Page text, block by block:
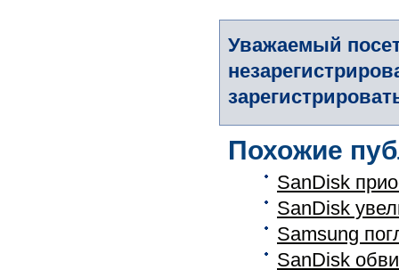
Уважаемый
Похожие
SanDisk
SanDisk
Samsung
SanDisk